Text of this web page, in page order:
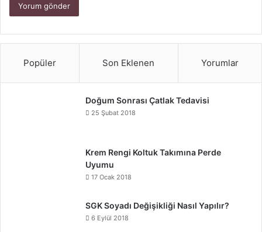
Popüler Son Eklenen Yorumlar
Doğum Sonrası Çatlak Tedavisi
25 Şubat 2018
Krem Rengi Koltuk Takımına Perde
Uyumu
17 Ocak 2018
SGK Soyadı Değişikliği Nasıl Yapılır?
6 Eylül 2018